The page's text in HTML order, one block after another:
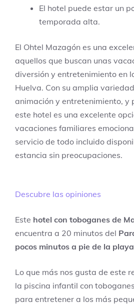
El hotel puede estar un
temporada alta.
El Ohtel Mazagón es una
aquellos que buscan unas
diversión y entretenimiento en
Huelva. Con su amplia
animación y entretenimiento, y
este hotel es una excelente
vacaciones familiares
servicio de todo incluido
estancia sin preocupaciones.
Descubre las opiniones
Este hotel con toboganes de
encuentra a 20 minutos del
pocos minutos a pie de la playa
Lo que más nos gusta de este
la piscina infantil con
para entretener a los más